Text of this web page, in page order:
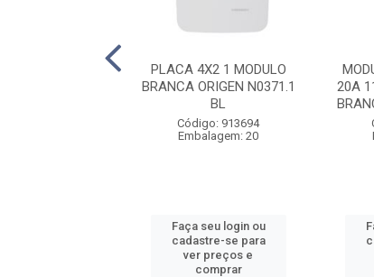
PLACA 4X2 1 MODULO
BRANCA ORIGEN N0371.1
BL
Código: 913694
Embalagem: 20
Faça seu login ou
cadastre-se para
ver preços e
comprar
20A